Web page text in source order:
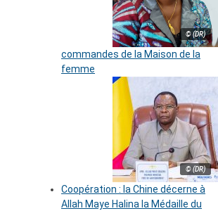
© (DR)
commandes de la Maison de la
femme
© (DR)
Coopération : la Chine décerne à
Allah Maye Halina la Médaille du